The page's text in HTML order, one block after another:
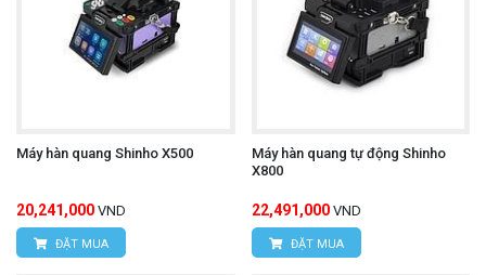
Máy hàn quang Shinho X500
20,241,000 VND
ĐẶT MUA
Máy hàn quang tự động Shinho
X800
22,491,000 VND
ĐẶT MUA